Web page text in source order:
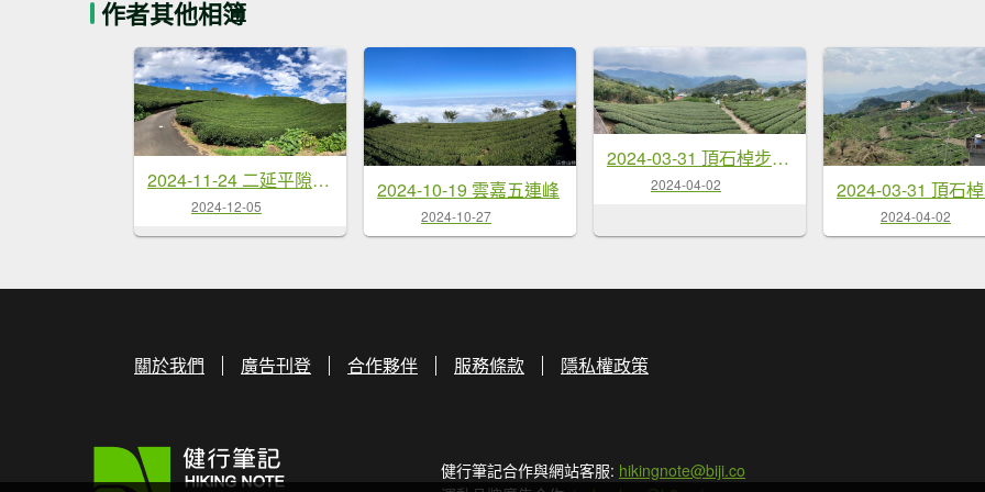
作者其他相簿
2024-11-24 二延平隙頂山
2024-12-05
2024-10-19 雲嘉五連峰
2024-10-27
2024-03-31 頂石棹步道群
2024-04-02 2024-03-31 頂石
2024-04-02
關於我們 廣告刊登 合作夥伴 服務條款 隱私權政策
健行筆記合作與網站客服: hikingnote@biji.co